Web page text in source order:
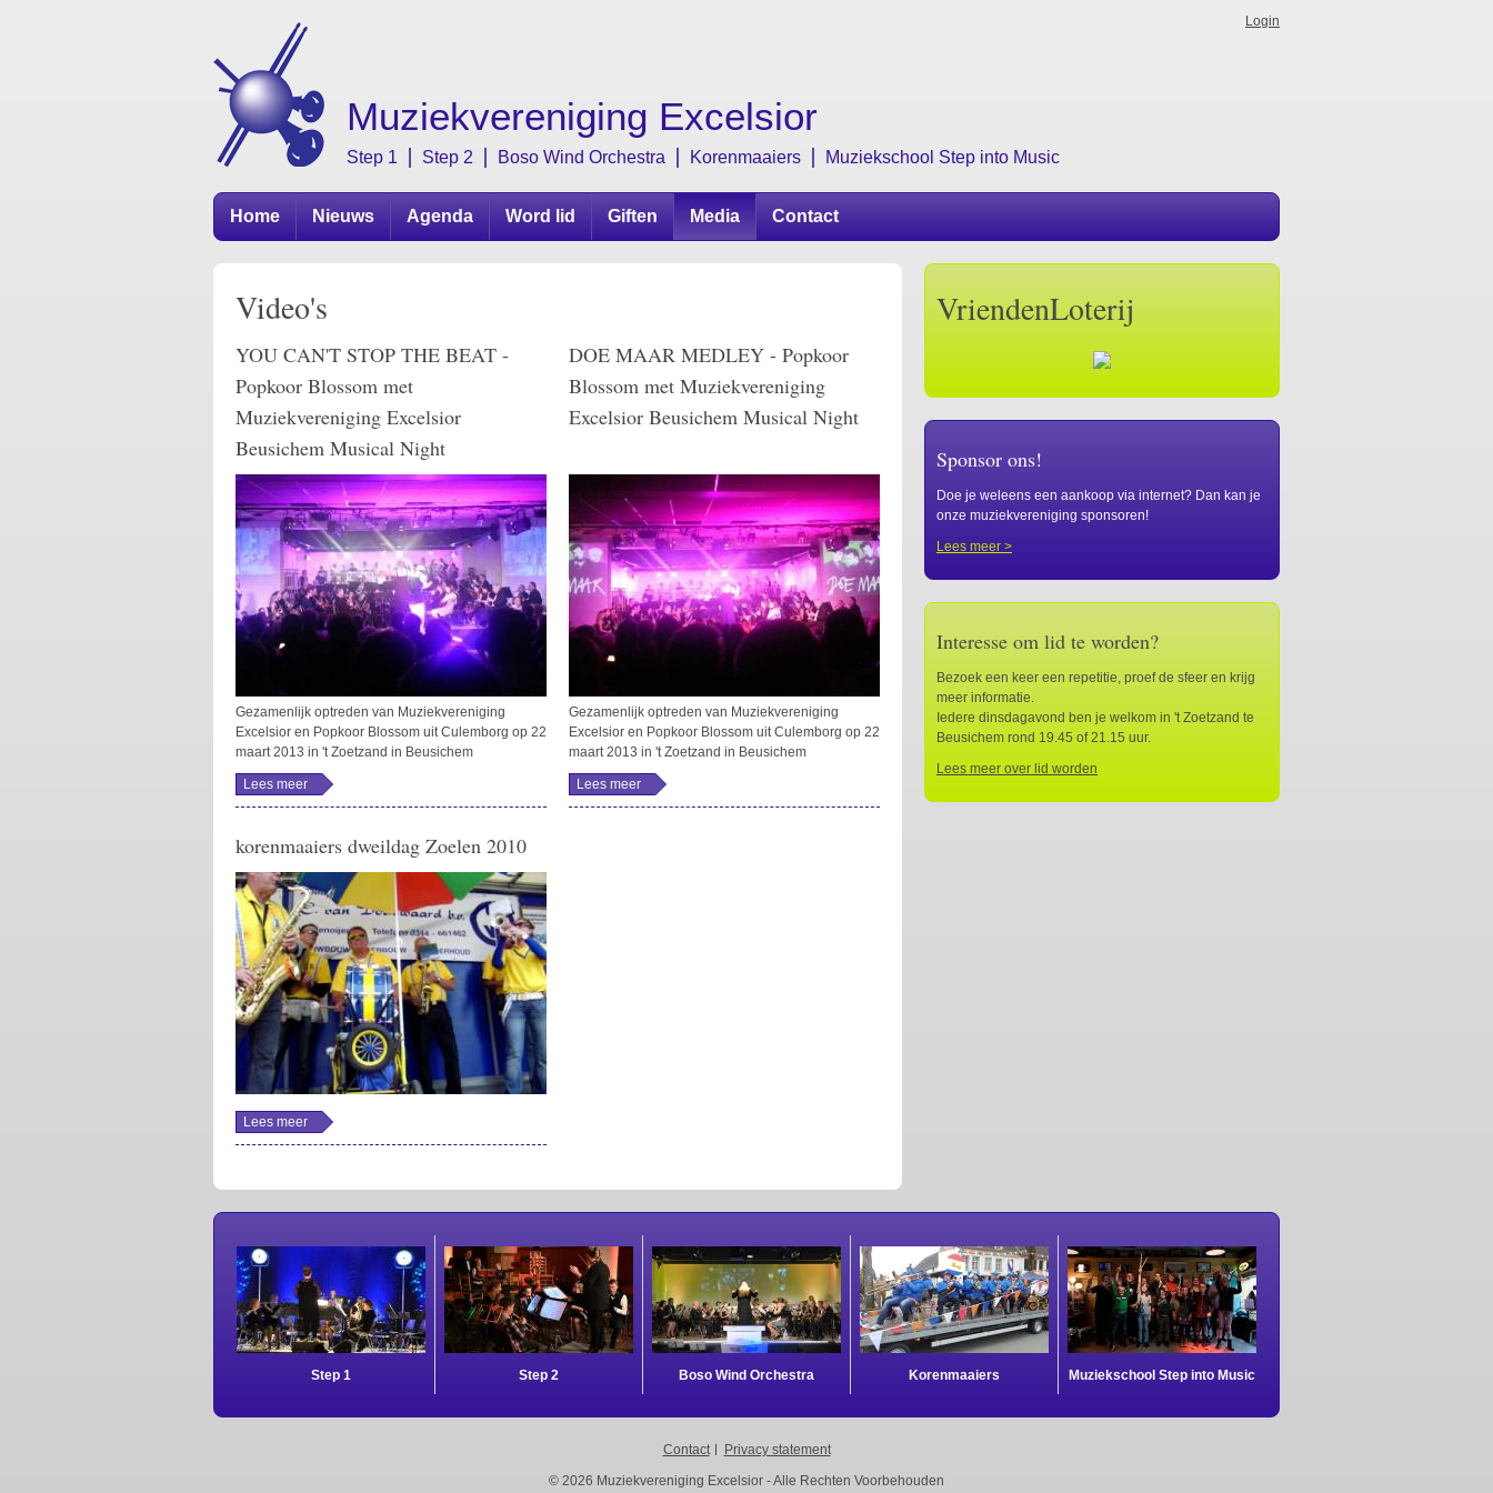
Muziekvereniging Excelsior
Step 1 Step 2 Boso Wind Orchestra Korenmaaiers Muziekschool Step into Music
Login
Home Nieuws Agenda Word lid Giften Media Contact
Video's
YOU CAN'T STOP THE BEAT -
Popkoor Blossom met
Muziekvereniging Excelsior
Beusichem Musical Night
Gezamenlijk optreden van Muziekvereniging
Excelsior en Popkoor Blossom uit Culemborg op 22
maart 2013 in 't Zoetzand in Beusichem
Lees meer over YOU CAN'T
STOP THE BEAT
Muziekvereniging
Beusichem
Musical Night
DOE MAAR MEDLEY - Popkoor
Blossom met Muziekvereniging
Excelsior Beusichem Musical Night
Gezamenlijk optreden van Muziekvereniging
Excelsior en Popkoor Blossom uit Culemborg op 22
maart 2013 in 't Zoetzand in Beusichem
Lees meer over DOE MAAR
MEDLEY -
korenmaaiers dweildag Zoelen 2010
Lees meer over
korenmaaiers
VriendenLoterij
Sponsor ons!
Doe je weleens een aankoop via internet? Dan kan je
onze muziekvereniging sponsoren!
Lees meer >
Interesse om lid te worden?
Bezoek een keer een repetitie, proef de sfeer en krijg
meer informatie.
Iedere dinsdagavond ben je welkom in 't Zoetzand te
Beusichem rond 19.45 of 21.15 uur.
Lees meer over lid worden
Step 1 Step 2 Boso Wind Orchestra Korenmaaiers Muziekschool Step into Music
Contact
Privacy statement
© 2026 Muziekvereniging Excelsior - Alle Rechten Voorbehouden